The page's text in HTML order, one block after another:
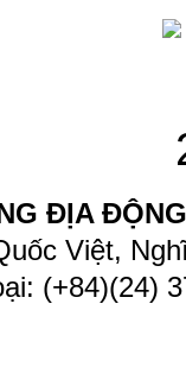
ĐỊA
Việt,
(+84)(24)